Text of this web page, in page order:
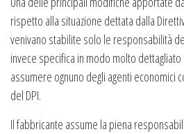
rispetto alla situazione dettata dalla
venivano stabilite solo le responsabilità
invece specifica in modo molto
assumere ognuno degli agenti economici
del DPI.
Il fabbricante assume la piena